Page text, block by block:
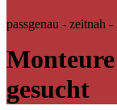
passgenau - zeitnah
gesucht